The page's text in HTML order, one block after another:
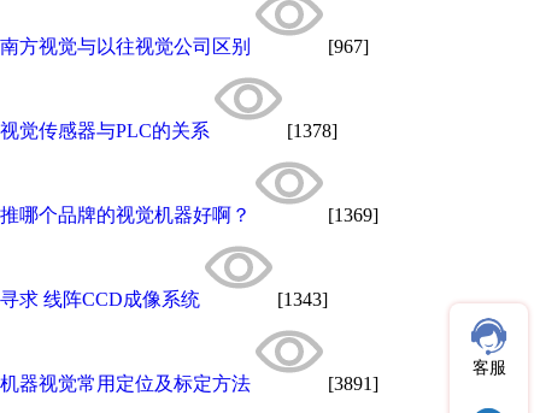
南方视觉与以往视觉公司区别 [967]
视觉传感器与PLC的关系 [1378]
推哪个品牌的视觉机器好啊？ [1369]
寻求 线阵CCD成像系统 [1343]
机器视觉常用定位及标定方法 [3891]
客服